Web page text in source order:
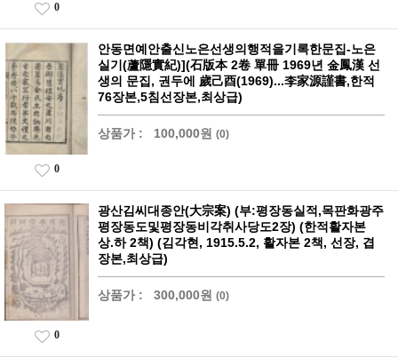
0
안동면예안출신노은선생의행적을기록한문집-노은
실기(蘆隱實紀)](石版本 2卷 單冊 1969년 金鳳漢 선
생의 문집, 권두에 歲己酉(1969)...李家源謹書,한적
76장본,5침선장본,최상급)
상품가 : 100,000원 (0)
0
광산김씨대종안(大宗案) (부:평장동실적,목판화광주
평장동도및평장동비각취사당도2장) (한적활자본
상.하 2책) (김각현, 1915.5.2, 활자본 2책, 선장, 겹
장본,최상급)
상품가 : 300,000원 (0)
0